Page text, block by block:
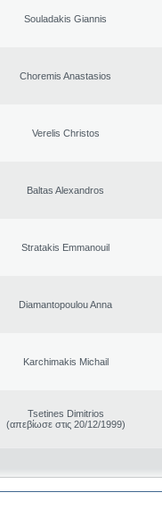
Souladakis Giannis
Choremis Anastasios
Verelis Christos
Baltas Alexandros
Stratakis Emmanouil
Diamantopoulou Anna
Karchimakis Michail
Tsetines Dimitrios
(απεβίωσε στις 20/12/1999)